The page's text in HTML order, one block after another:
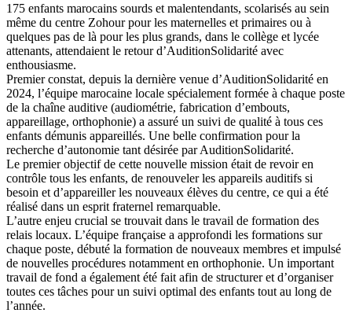
175 enfants marocains sourds et malentendants, scolarisés au sein
même du centre Zohour pour les maternelles et primaires ou à
quelques pas de là pour les plus grands, dans le collège et lycée
attenants, attendaient le retour d’AuditionSolidarité avec
enthousiasme.
Premier constat, depuis la dernière venue d’AuditionSolidarité en
2024, l’équipe marocaine locale spécialement formée à chaque poste
de la chaîne auditive (audiométrie, fabrication d’embouts,
appareillage, orthophonie) a assuré un suivi de qualité à tous ces
enfants démunis appareillés. Une belle confirmation pour la
recherche d’autonomie tant désirée par AuditionSolidarité.
Le premier objectif de cette nouvelle mission était de revoir en
contrôle tous les enfants, de renouveler les appareils auditifs si
besoin et d’appareiller les nouveaux élèves du centre, ce qui a été
réalisé dans un esprit fraternel remarquable.
L’autre enjeu crucial se trouvait dans le travail de formation des
relais locaux. L’équipe française a approfondi les formations sur
chaque poste, débuté la formation de nouveaux membres et impulsé
de nouvelles procédures notamment en orthophonie. Un important
travail de fond a également été fait afin de structurer et d’organiser
toutes ces tâches pour un suivi optimal des enfants tout au long de
l’année.